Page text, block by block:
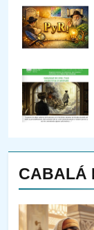
CABALÁ